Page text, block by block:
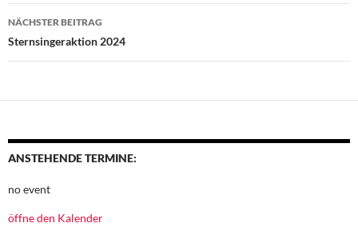
NÄCHSTER BEITRAG
Sternsingeraktion 2024
ANSTEHENDE TERMINE:
no event
öffne den Kalender